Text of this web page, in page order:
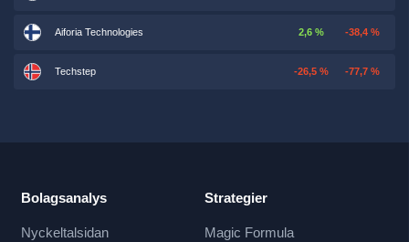
Aiforia Technologies 2,6 % -38,4 %
Techstep -26,5 % -77,7 %
Bolagsanalys
Nyckeltalsidan
Strategier
Magic Formula